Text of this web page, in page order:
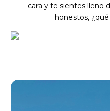
cara y te sientes lleno
honestos,